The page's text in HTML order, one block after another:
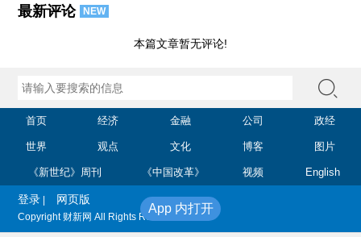
最新评论 NEW
本篇文章暂无评论!
首页 经济 金融 公司 政经
世界 观点 文化 博客 图片
《新世纪》周刊 《中国改革》 视频 English
登录 网页版
Copyright 财新网 All Rights Reserved
App 内打开